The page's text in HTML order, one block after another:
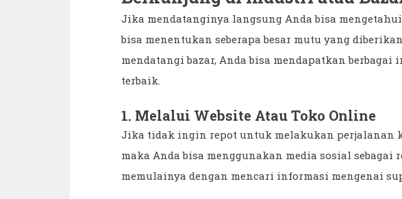
Jika mendatanginya langsung Anda bisa
bisa menentukan seberapa besar mutu yang
mendatangi bazar, Anda bisa mendapatkan
terbaik.
1. Melalui Website Atau Toko Online
Jika tidak ingin repot untuk melakukan perjalanan
maka Anda bisa menggunakan media sosial sebagai
memulainya dengan mencari informasi mengenai